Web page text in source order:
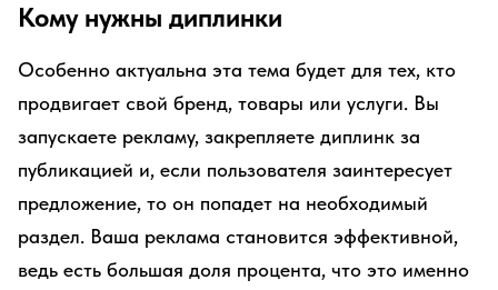
Кому нужны диплинки
Особенно актуальна эта тема будет для тех, кто
продвигает свой бренд, товары или услуги. Вы
запускаете рекламу, закрепляете диплинк за
публикацией и, если пользователя заинтересует
предложение, то он попадет на необходимый
раздел. Ваша реклама становится эффективной,
ведь есть большая доля процента, что это именно